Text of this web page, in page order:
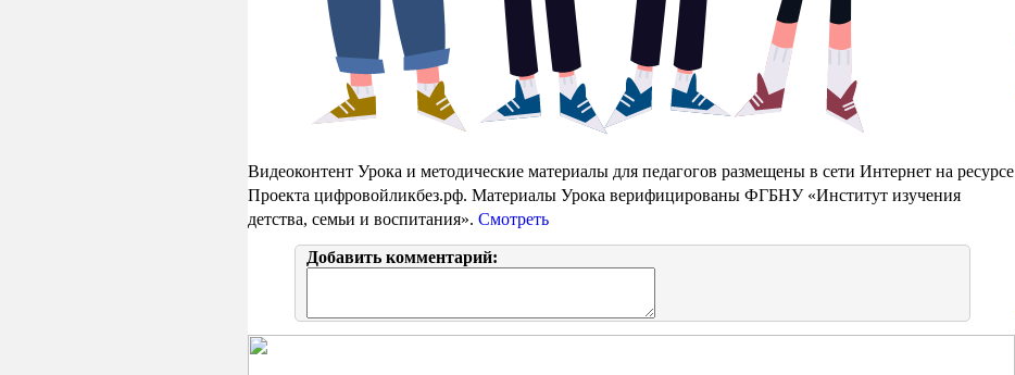
Видеоконтент Урока и методические материалы для педагогов размещены в сети Интернет на ресурсе
Проекта цифровойликбез.рф. Материалы Урока верифицированы ФГБНУ «Институт изучения
детства, семьи и воспитания». Смотреть
Добавить комментарий: